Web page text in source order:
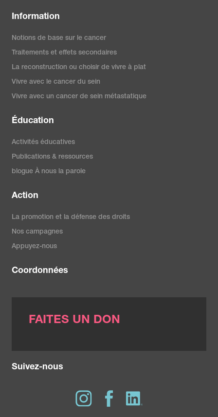
Information
Notions de base sur le cancer
Traitements et effets secondaires
La reconstruction ou choisir de vivre à plat
Vivre avec le cancer du sein
Vivre avec un cancer de sein métastatique
Éducation
Activités éducatives
Publications & ressources
blogue À nous la parole
Action
La promotion et la défense des droits
Nos campagnes
Appuyez-nous
Coordonnées
FAITES UN DON
Suivez-nous